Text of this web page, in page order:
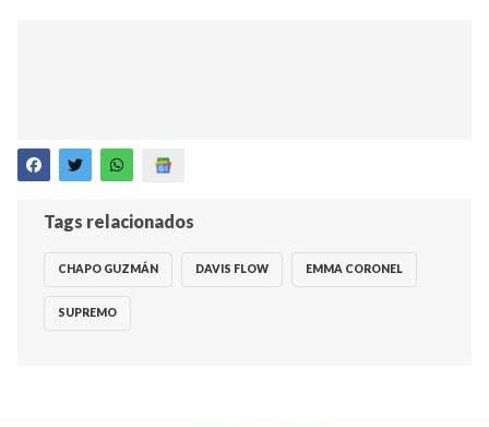
Tags relacionados
CHAPO GUZMÁN DAVIS FLOW EMMA CORONEL
SUPREMO